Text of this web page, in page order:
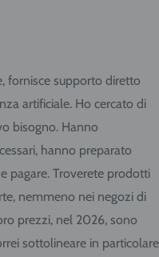
fornisce supporto diretto
artificiale. Ho cercato di
bisogno. Hanno
hanno preparato
pagare. Troverete prodotti
nemmeno nei negozi di
prezzi, nel 2026, sono
sottolineare in particolare